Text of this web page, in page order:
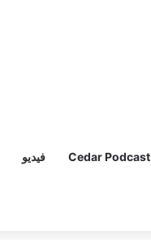
Cedar Podcast فيديو